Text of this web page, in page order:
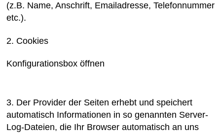
(z.B. Name, Anschrift, Emailadresse, Telefonnummer
etc.).
2. Cookies
Konfigurationsbox öffnen
3. Der Provider der Seiten erhebt und speichert
automatisch Informationen in so genannten Server-
Log-Dateien, die Ihr Browser automatisch an uns